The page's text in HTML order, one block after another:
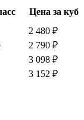
Цена за куб
2 480 ₽
2 790 ₽
3 098 ₽
3 152 ₽